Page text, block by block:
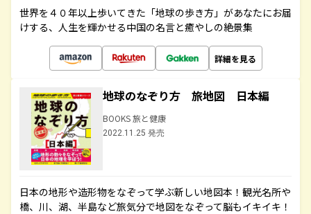
世界を４０年以上歩いてきた「地球の歩き方」があなたにお届
けする、人生を輝かせる中国の名言と癒やしの絶景集
詳細を見る
地球のなぞり方 旅地図 日本編
BOOKS 旅と健康
2022.11.25 発売
日本の地形や造形物をなぞって学ぶ新しい地図本！観光名所や
橋、川、湖、半島など旅気分で地図をなぞって脳もイキイキ！